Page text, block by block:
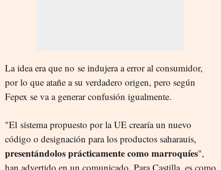
La idea era que no se indujera a error al consumidor,
por lo que atañe a su verdadero origen, pero según
Fepex se va a generar confusión igualmente.
"El sistema propuesto por la UE crearía un nuevo
código o designación para los productos saharauis,
presentándolos prácticamente como marroquíes",
han advertido en un comunicado. Para Castilla, es como